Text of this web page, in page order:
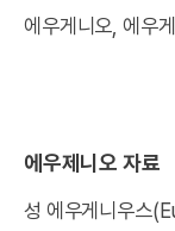
에우게니오, 에우
에우제니오 자료
성 에우게니우스